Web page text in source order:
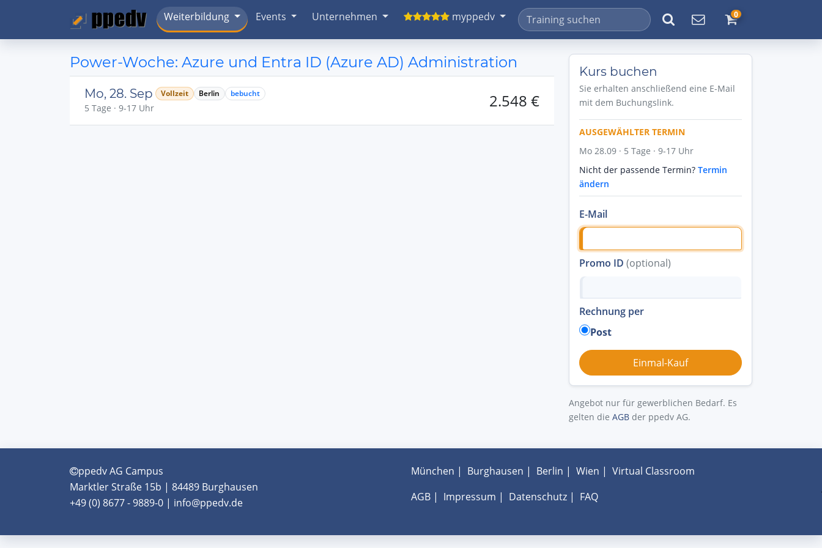
Weiterbildung Events Unternehmen myppedv 0
Power-Woche: Azure und Entra ID (Azure AD) Administration
Mo, 28. Sep Vollzeit Berlin bebucht
5 Tage · 9-17 Uhr 2.548 €
Kurs buchen
Sie erhalten anschließend eine E-Mail
mit dem Buchungslink.
AUSGEWÄHLTER TERMIN
Mo 28.09 · 5 Tage · 9-17 Uhr
Nicht der passende Termin? Termin
ändern
E-Mail
Promo ID (optional)
Rechnung per
Post
Angebot nur für gewerblichen Bedarf. Es
gelten die AGB der ppedv AG.
ppedv AG Campus
Marktler Straße 15b | 84489 Burghausen
+49 (0) 8677 - 9889-0 | info@ppedv.de
München | Burghausen | Berlin | Wien | Virtual Classroom
AGB| Impressum | Datenschutz| FAQ